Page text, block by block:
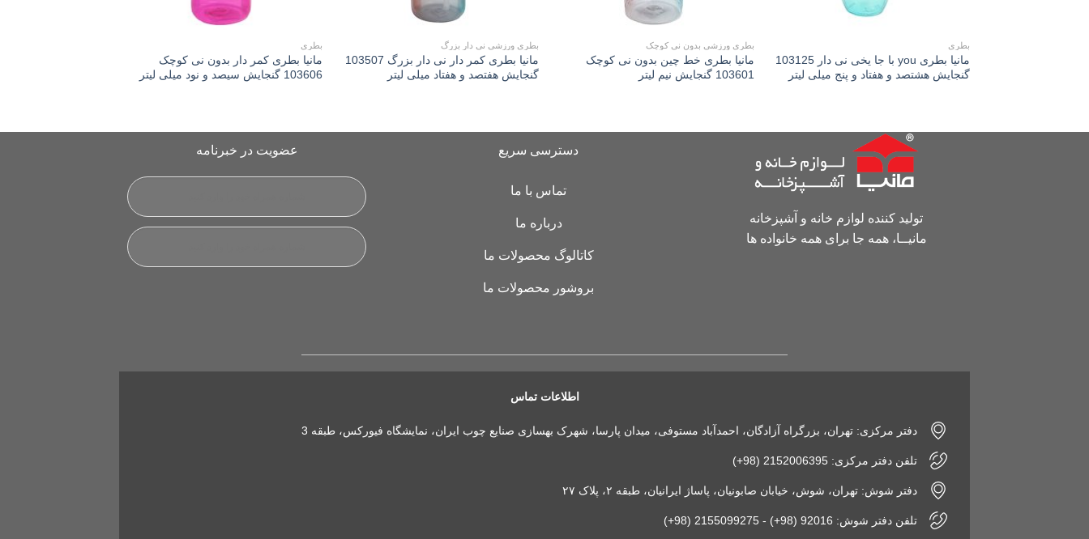
بطری
مانیا بطری you با جا یخی نی دار 103125
گنجایش هشتصد و هفتاد و پنج میلی لیتر
بطری ورزشی بدون نی کوچک
مانیا بطری خط چین بدون نی کوچک
103601 گنجایش نیم لیتر
بطری ورزشی نی دار بزرگ
مانیا بطری کمر دار نی دار بزرگ 103507
گنجایش هفتصد و هفتاد میلی لیتر
بطری
مانیا بطری کمر دار بدون نی کوچک
103606 گنجایش سیصد و نود میلی لیتر
تولید کننده لوازم خانه و آشپزخانه
مانیــا، همه جا برای همه خانواده ها
دسترسی سریع
تماس با ما
درباره ما
کاتالوگ محصولات ما
بروشور محصولات ما
عضویت در خبرنامه
اطلاعات تماس
دفتر مرکزی: تهران، بزرگراه آزادگان، احمدآباد مستوفی، میدان پارسا، شهرک بهسازی صنایع چوب ایران، نمایشگاه فیورکس، طبقه 3
تلفن دفتر مرکزی: 2152006395 (98+)
دفتر شوش: تهران، شوش، خیابان صابونیان، پاساژ ایرانیان، طبقه ۲، پلاک ۲۷
تلفن دفتر شوش: 92016 (98+) - 2155099275 (98+)